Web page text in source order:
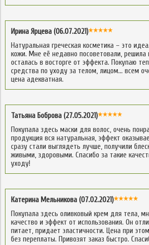
Ирина Ярцева (06.07.2021)
Натуральная греческая косметика – это
кожи. Мне её недавно посоветовали, решила
осталась в восторге от эффекта. Покупаю
средства по уходу за телом, лицом… всем
цена адекватная.
Татьяна Боброва (27.05.2021)
Покупала здесь маски для волос, очень
продукция вся натуральная, эффект
сразу стали выглядеть лучше, получили
живыми, здоровыми. Спасибо за такие
уходу!
Катерина Мельникова (07.02.2021)
Покупала здесь оливковый крем для тела,
качество и эффект от использования. Он
питает, придает эластичности. Цена при
без переплаты. Привозят заказ быстро.